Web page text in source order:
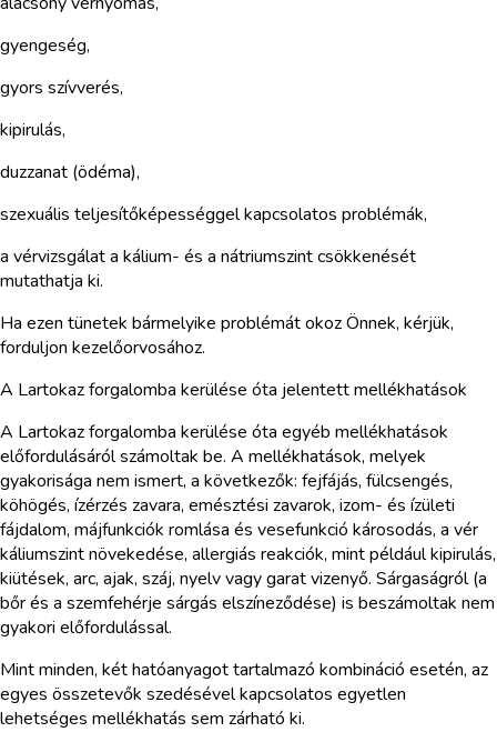
gyengeség,
gyors szívverés,
kipirulás,
duzzanat (ödéma),
szexuális teljesítőképességgel kapcsolatos problémák,
a vérvizsgálat a kálium- és a nátriumszint csökkenését
mutathatja ki.
Ha ezen tünetek bármelyike problémát okoz Önnek, kérjük,
forduljon kezelőorvosához.
A Lartokaz forgalomba kerülése óta jelentett mellékhatások
A Lartokaz forgalomba kerülése óta egyéb mellékhatások
előfordulásáról számoltak be. A mellékhatások, melyek
gyakorisága nem ismert, a következők: fejfájás, fülcsengés,
köhögés, ízérzés zavara, emésztési zavarok, izom- és ízületi
fájdalom, májfunkciók romlása és vesefunkció károsodás, a vér
káliumszint növekedése, allergiás reakciók, mint például kipirulás,
kiütések, arc, ajak, száj, nyelv vagy garat vizenyő. Sárgaságról (a
bőr és a szemfehérje sárgás elszíneződése) is beszámoltak nem
gyakori előfordulással.
Mint minden, két hatóanyagot tartalmazó kombináció esetén, az
egyes összetevők szedésével kapcsolatos egyetlen
lehetséges mellékhatás sem zárható ki.